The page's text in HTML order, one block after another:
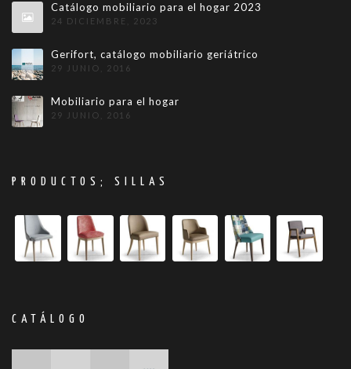
Catálogo mobiliario para el hogar 2023
24 DICIEMBRE, 2023
Gerifort, catálogo mobiliario geriátrico
29 JUNIO, 2016
Mobiliario para el hogar
29 JUNIO, 2016
PRODUCTOS; SILLAS
CATÁLOGO